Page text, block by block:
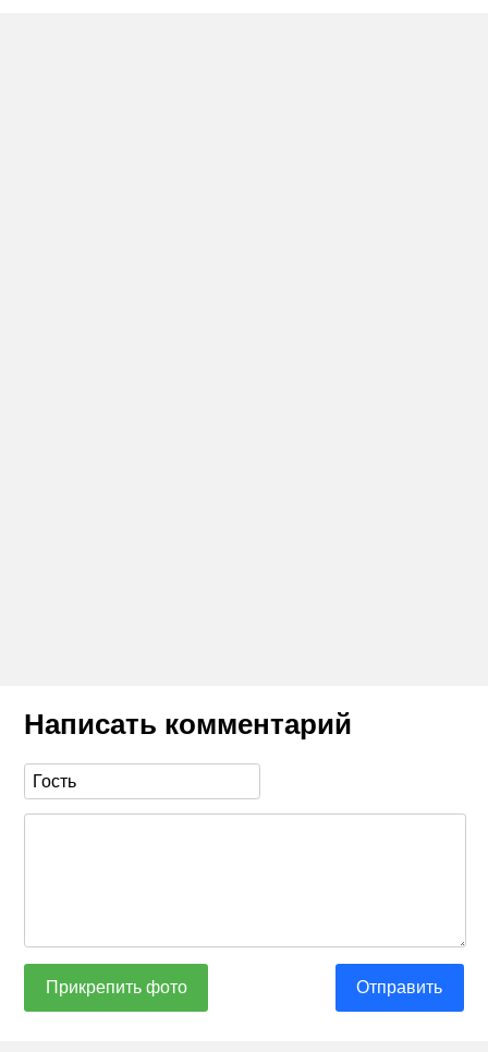
Написать комментарий
Прикрепить фото Отправить